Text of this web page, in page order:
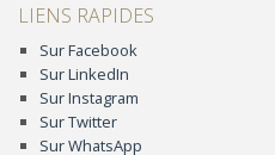
LIENS RAPIDES
Sur Facebook
Sur LinkedIn
Sur Instagram
Sur Twitter
Sur WhatsApp